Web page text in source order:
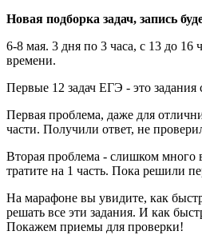
Новая подборка задач, запись
6-8 мая. 3 дня по 3 часа, с 13 до 16
времени.
Первые 12 задач ЕГЭ - это задания
Первая проблема, даже для
части. Получили ответ, не
Вторая проблема - слишком много
тратите на 1 часть. Пока решили
На марафоне вы увидите, как
решать все эти задания. И как
Покажем приемы для проверки!